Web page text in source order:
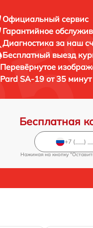
Официальный сервис
Гарантийное
Диагностика за наш
Бесплатный выезд
Перевёрнутое
Pard SA-19 от 35 минут
Бесплатная
Нажимая на кнопку